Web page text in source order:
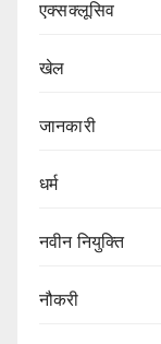
एक्सक्लूसिव
खेल
जानकारी
धर्म
नवीन नियुक्ति
नौकरी